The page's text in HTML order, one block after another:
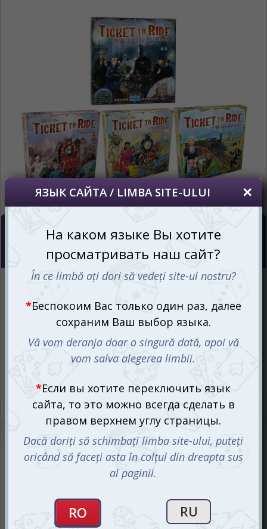
2750
3059mdl
СООБЩИТЬ О ПОСТУПЛЕНИИ
Интернет-магазин
Магазин “Игромания”
Ожидается
Описание
720123+3
Игроки:от 2 до 5
Время:30-60 минут
сохраним Ваш выбор языка.
Vă vom deranja doar o singură dată, apoi vă
vom salva alegerea limbii.
Если вы хотите переключить язык
сайта, то это можно всегда сделать в
правом верхнем углу страницы.
Dacă doriți să schimbați limba site-ului, puteți
oricând să faceți asta în colțul din dreapta sus
al paginii.
RO RU